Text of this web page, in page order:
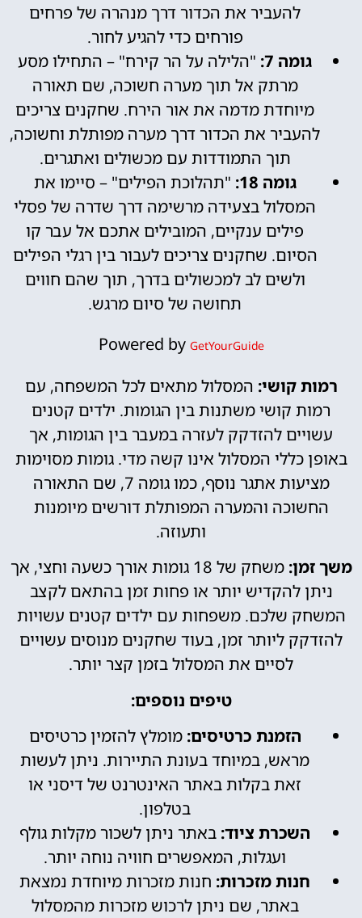
להעביר את הכדור דרך מנהרה של פרחים
פורחים כדי להגיע לחור.
גומה 7:
"הלילה על הר קירח" – התחילו מסע
מרתק אל תוך מערה חשוכה, שם תאורה
מיוחדת מדמה את אור הירח. שחקנים צריכים
להעביר את הכדור דרך מערה מפותלת וחשוכה,
תוך התמודדות עם מכשולים ואתגרים.
גומה 18:
"תהלוכת הפילים" – סיימו את
המסלול בצעידה מרשימה דרך שדרה של פסלי
פילים ענקיים, המובילים אתכם אל עבר קו
הסיום. שחקנים צריכים לעבור בין רגלי הפילים
ולשים לב למכשולים בדרך, תוך שהם חווים
תחושה של סיום מרגש.
Powered by GetYourGuide
רמות קושי: המסלול מתאים לכל המשפחה, עם
רמות קושי משתנות בין הגומות. ילדים קטנים
עשויים להזדקק לעזרה במעבר בין הגומות, אך
באופן כללי המסלול אינו קשה מדי. גומות מסוימות
מציעות אתגר נוסף, כמו גומה 7, שם התאורה
החשוכה והמערה המפותלת דורשים מיומנות
ותעוזה.
משך זמן:
משחק של 18 גומות אורך כשעה וחצי, אך
ניתן להקדיש יותר או פחות זמן בהתאם לקצב
המשחק שלכם. משפחות עם ילדים קטנים עשויות
להזדקק ליותר זמן, בעוד שחקנים מנוסים עשויים
לסיים את המסלול בזמן קצר יותר.
טיפים נוספים:
הזמנת כרטיסים: מומלץ להזמין כרטיסים
מראש, במיוחד בעונת התיירות. ניתן לעשות
זאת בקלות באתר האינטרנט של דיסני או
בטלפון.
השכרת ציוד: באתר ניתן לשכור מקלות גולף
ועגלות, המאפשרים חוויה נוחה יותר.
חנות מזכרות: חנות מזכרות מיוחדת נמצאת
באתר, שם ניתן לרכוש מזכרות מהמסלול